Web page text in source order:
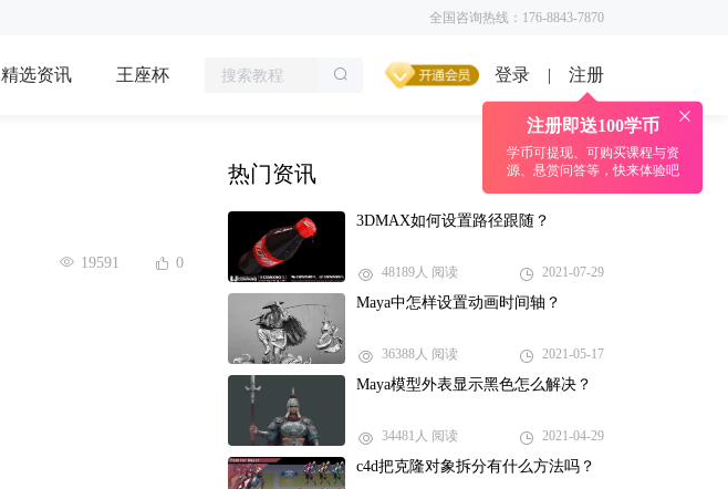
全国咨询热线：176-8843-7870
精选资讯 王座杯 登录 |
注册即送100学币
学币可提现、可购买课程与资
源、悬赏问答等，快来体验吧
注册
19591 0
热门资讯
3DMAX如何设置路径跟随？
48189人 阅读 2021-07-29
Maya中怎样设置动画时间轴？
36388人 阅读 2021-05-17
Maya模型外表显示黑色怎么解决？
34481人 阅读 2021-04-29
c4d把克隆对象拆分有什么方法吗？